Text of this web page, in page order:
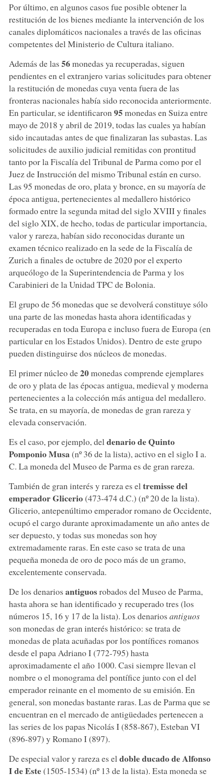
Por último, en algunos casos fue posible obtener la
restitución de los bienes mediante la intervención de los
canales diplomáticos nacionales a través de las oficinas
competentes del Ministerio de Cultura italiano.
Además de las 56monedas ya recuperadas, siguen
pendientes en el extranjero varias solicitudes para obtener
la restitución de monedas cuya venta fuera de las
fronteras nacionales había sido reconocida anteriormente.
En particular, se identificaron 95 monedas en Suiza entre
mayo de 2018 y abril de 2019, todas las cuales ya habían
sido incautadas antes de que finalizaran las subastas. Las
solicitudes de auxilio judicial remitidas con prontitud
tanto por la Fiscalía del Tribunal de Parma como por el
Juez de Instrucción del mismo Tribunal están en curso.
Las 95 monedas de oro, plata y bronce, en su mayoría de
época antigua, pertenecientes al medallero histórico
formado entre la segunda mitad del siglo XVIII y finales
del siglo XIX, de hecho, todas de particular importancia,
valor y rareza, habían sido reconocidas durante un
examen técnico realizado en la sede de la Fiscalía de
Zurich a finales de octubre de 2020 por el experto
arqueólogo de la Superintendencia de Parma y los
Carabinieri de la Unidad TPC de Bolonia.
El grupo de 56 monedas que se devolverá constituye sólo
una parte de las monedas hasta ahora identificadas y
recuperadas en toda Europa e incluso fuera de Europa (en
particular en los Estados Unidos). Dentro de este grupo
pueden distinguirse dos núcleos de monedas.
El primer núcleo de20monedas comprende ejemplares
de oro y plata de las épocas antigua, medieval y moderna
pertenecientes a la colección más antigua del medallero.
Se trata, en su mayoría, de monedas de gran rareza y
elevada conservación.
Es el caso, por ejemplo, del denariodeQuinto
Pomponio Musa(nº 36 de la lista), activo en el siglo I a.
C. La moneda del Museo de Parma es de gran rareza.
También de gran interés y rareza es el tremissedel
emperador Glicerio(473-474 d.C.) (nº 20 de la lista).
Glicerio, antepenúltimo emperador romano de Occidente,
ocupó el cargo durante aproximadamente un año antes de
ser depuesto, y todas sus monedas son hoy
extremadamente raras. En este caso se trata de una
pequeña moneda de oro de poco más de un gramo,
excelentemente conservada.
De los denarios antiguosrobados del Museo de Parma,
hasta ahora se han identificado y recuperado tres (los
números 15, 16 y 17 de la lista). Los denarios antiguos
son monedas de gran interés histórico: se trata de
monedas de plata acuñadas por los pontífices romanos
desde el papa Adriano I (772-795) hasta
aproximadamente el año 1000. Casi siempre llevan el
nombre o el monograma del pontífice junto con el del
emperador reinante en el momento de su emisión. En
general, son monedas bastante raras. Las de Parma que se
encuentran en el mercado de antigüedades pertenecen a
las series de los papas Nicolás I (858-867), Esteban VI
(896-897) y Romano I (897).
De especial valor y rareza es el doble ducadode Alfonso
I de Este(1505-1534) (nº 13 de la lista). Esta moneda se